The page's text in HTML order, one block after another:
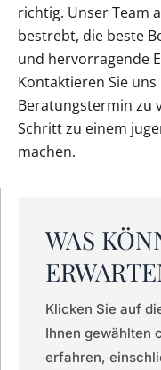
richtig. Unser Team
bestrebt, die beste
und hervorragende
Kontaktieren Sie
Beratungstermin zu
Schritt zu einem
machen.
WAS
Klicken Sie auf
Ihnen gewählten
erfahren,